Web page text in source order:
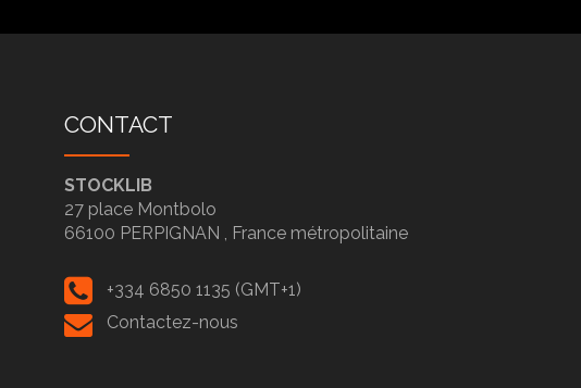
CONTACT
STOCKLIB
27 place Montbolo
66100 PERPIGNAN , France métropolitaine
+334 6850 1135 (GMT+1)
Contactez-nous